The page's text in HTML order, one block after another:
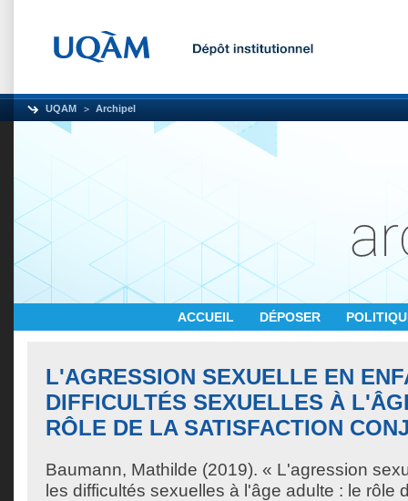
UQAM Archipel
ACCUEIL DÉPOSER
L'AGRESSION SEXUELLE EN
DIFFICULTÉS SEXUELLES À
RÔLE DE LA SATISFACTION
Baumann, Mathilde (2019). « L'agression
les difficultés sexuelles à l'âge adulte : le rôle